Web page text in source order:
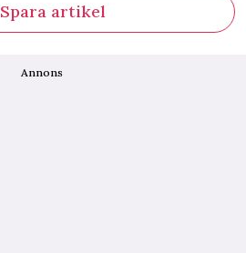
Spara artikel
Annons